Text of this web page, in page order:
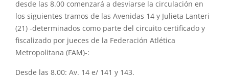
desde las 8.00 comenzará a desviarse la circulación en
los siguientes tramos de las Avenidas 14 y Julieta Lanteri
(21) -determinados como parte del circuito certificado y
fiscalizado por jueces de la Federación Atlética
Metropolitana (FAM)-:
Desde las 8.00: Av. 14 e/ 141 y 143.